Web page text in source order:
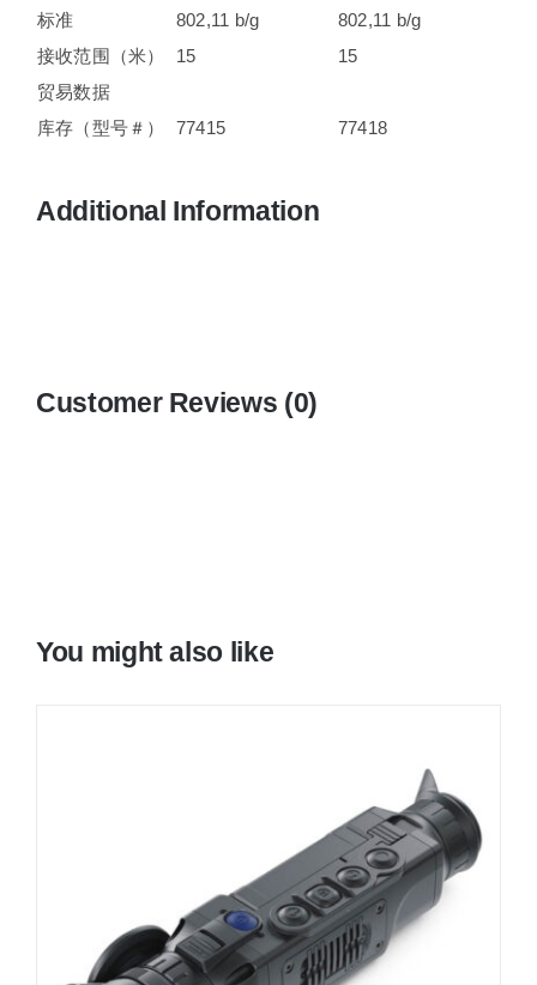
标准
802,11 b/g
802,11 b/g
接收范围（米）
15
15
贸易数据
库存（型号＃）
77415 77418
Additional Information
Customer Reviews (0)
You might also like